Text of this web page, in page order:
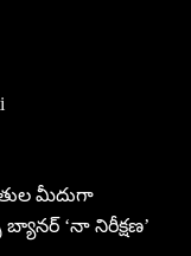
మీదుగా
‘నా నిరీక్షణ’